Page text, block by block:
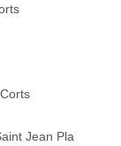
Jean Pla